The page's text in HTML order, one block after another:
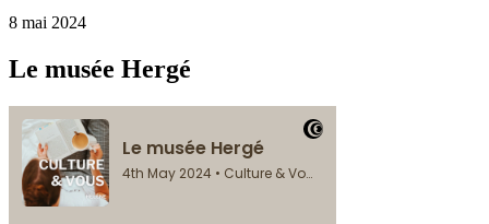
8 mai 2024
Le musée Hergé